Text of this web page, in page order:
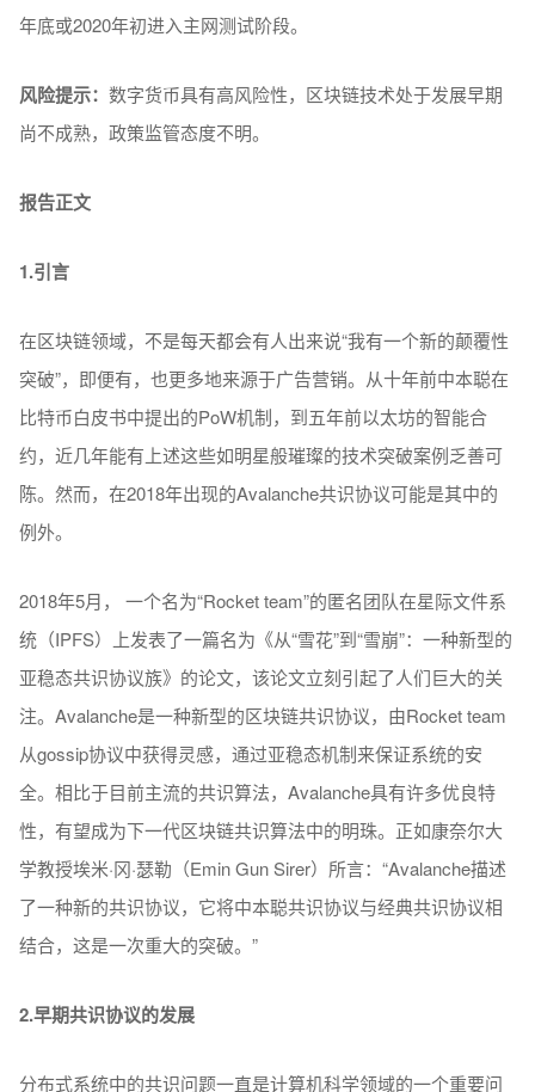
年底或2020年初进入主网测试阶段。
风险提示：数字货币具有高风险性，区块链技术处于发展早期
尚不成熟，政策监管态度不明。
报告正文
1.引言
在区块链领域，不是每天都会有人出来说“我有一个新的颠覆性
突破”，即便有，也更多地来源于广告营销。从十年前中本聪在
比特币白皮书中提出的PoW机制，到五年前以太坊的智能合
约，近几年能有上述这些如明星般璀璨的技术突破案例乏善可
陈。然而，在2018年出现的Avalanche共识协议可能是其中的
例外。
2018年5月， 一个名为“Rocket team”的匿名团队在星际文件系
统（IPFS）上发表了一篇名为《从“雪花”到“雪崩”：一种新型的
亚稳态共识协议族》的论文，该论文立刻引起了人们巨大的关
注。Avalanche是一种新型的区块链共识协议，由Rocket team
从gossip协议中获得灵感，通过亚稳态机制来保证系统的安
全。相比于目前主流的共识算法，Avalanche具有许多优良特
性，有望成为下一代区块链共识算法中的明珠。正如康奈尔大
学教授埃米·冈·瑟勒（Emin Gun Sirer）所言：“Avalanche描述
了一种新的共识协议，它将中本聪共识协议与经典共识协议相
结合，这是一次重大的突破。”
2.早期共识协议的发展
分布式系统中的共识问题一直是计算机科学领域的一个重要问